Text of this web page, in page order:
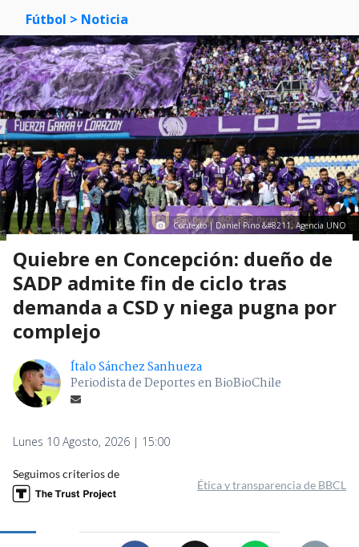
Fútbol > Noticia
Contexto | Daniel Pino &#8211; Agencia UNO
Quiebre en Concepción: dueño de
SADP admite fin de ciclo tras
demanda a CSD y niega pugna por
complejo
Ítalo Sánchez Sanhueza
Periodista de Deportes en BioBioChile
Lunes 10 Agosto, 2026 | 15:00
Seguimos criterios de
Ética y transparencia de BBCL